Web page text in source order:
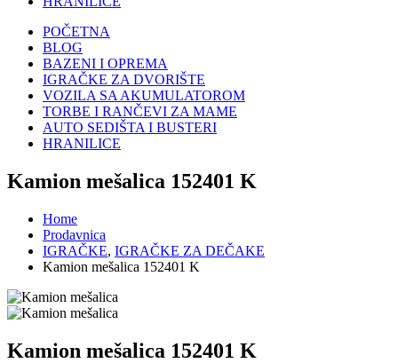
POČETNA
BLOG
BAZENI I OPREMA
IGRAČKE ZA DVORIŠTE
VOZILA SA AKUMULATOROM
TORBE I RANČEVI ZA MAME
AUTO SEDIŠTA I BUSTERI
HRANILICE
Kamion mešalica 152401 K
Home
Prodavnica
IGRAČKE, IGRAČKE ZA DEČAKE
Kamion mešalica 152401 K
Kamion mešalica 152401 K